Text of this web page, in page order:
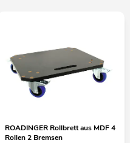
ROADINGER Rollbrett aus MDF 4
Rollen 2 Bremsen